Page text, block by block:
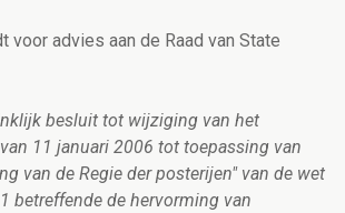
voor advies aan de Raad van State
besluit tot wijziging van het
11 januari 2006 tot toepassing van
van de Regie der posterijen" van de wet
betreffende de hervorming van